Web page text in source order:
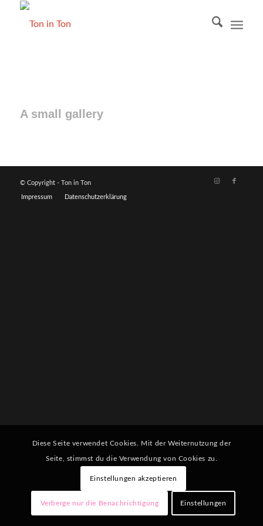
A small gallery
© Copyright - Ton in Ton
Impressum Datenschutzerklärung
Diese Seite verwendet Cookies. Mit der Weiternutzung der
Seite, stimmst du die Verwendung von Cookies zu.
Einstellungen akzeptieren
Verberge nur die Benachrichtigung Einstellungen